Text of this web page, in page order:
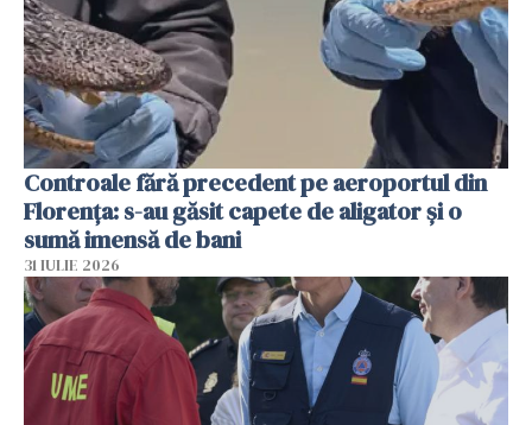
Controale fără precedent pe aeroportul din
Florența: s-au găsit capete de aligator și o
sumă imensă de bani
31 IULIE 2026